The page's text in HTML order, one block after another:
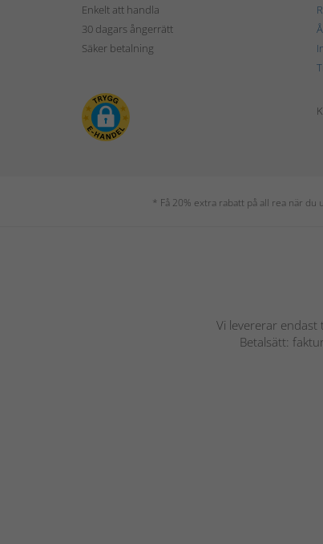
Enkelt att handla
30 dagars ångerrätt
Säker betalning
* Få 20% extra rabatt på all rea när
Vi levererar endast
Betalsätt: